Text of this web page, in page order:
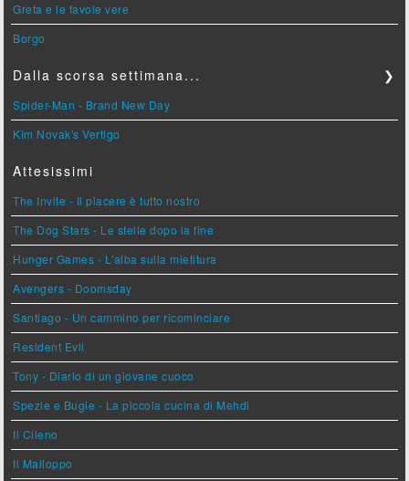
Greta e le favole vere
Borgo
Dalla scorsa settimana... ❯
Spider-Man - Brand New Day
Kim Novak's Vertigo
Attesissimi
The Invite - Il piacere è tutto nostro
The Dog Stars - Le stelle dopo la fine
Hunger Games - L'alba sulla mietitura
Avengers - Doomsday
Santiago - Un cammino per ricominciare
Resident Evil
Tony - Diario di un giovane cuoco
Spezie e Bugie - La piccola cucina di Mehdi
Il Cileno
Il Malloppo